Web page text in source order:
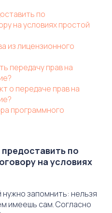
по
на условиях простой
из лицензионного
передачу прав на
о передаче прав на
программного
по
на условиях
нужно запомнить: нельзя
имеешь сам. Согласно